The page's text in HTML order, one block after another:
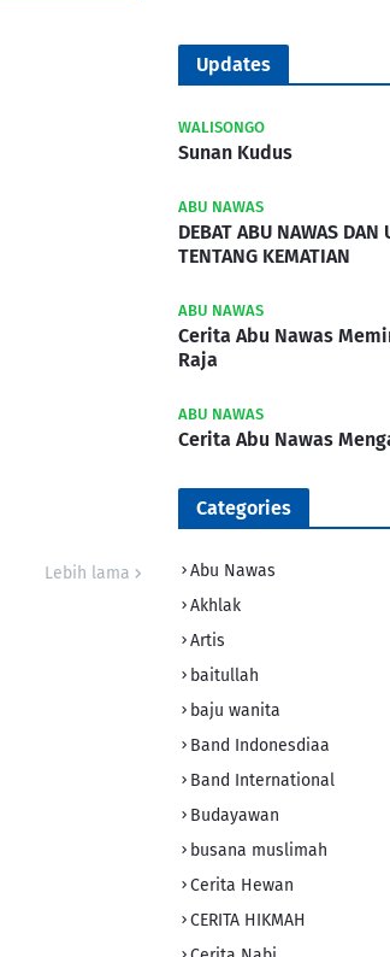
Lebih lama
Updates
WALISONGO
Sunan Kudus
ABU NAWAS
DEBAT ABU NAWAS DAN
TENTANG KEMATIAN
ABU NAWAS
Cerita Abu Nawas
Raja
ABU NAWAS
Cerita Abu Nawas
Categories
Abu Nawas
Akhlak
Artis
baitullah
baju wanita
Band Indonesdiaa
Band International
Budayawan
busana muslimah
Cerita Hewan
CERITA HIKMAH